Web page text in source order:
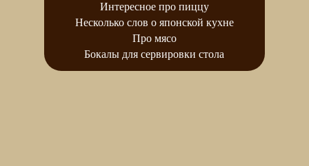
Интересное про пиццу
Несколько слов о японской кухне
Про мясо
Бокалы для сервировки стола